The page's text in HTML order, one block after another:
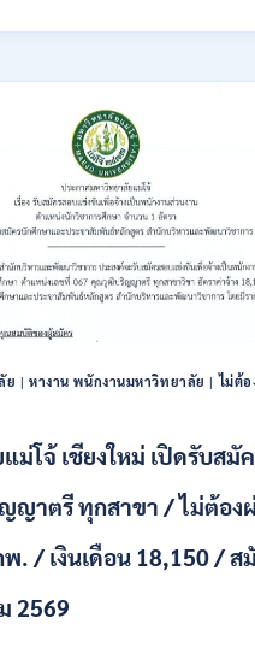
ปิด
มัคร
ข้าราชการ
วส.
.ตรี
าขา
สมัคร
.ค.
ย |หางาน พนักงานมหาวิทยาลัย |ไม่ต้อ
ม่โจ้ เชียงใหม่ เปิดรับสมั
ญาตรี ทุกสาขา / ไม่ต้อง
. / เงินเดือน 18,150 / ส
2569